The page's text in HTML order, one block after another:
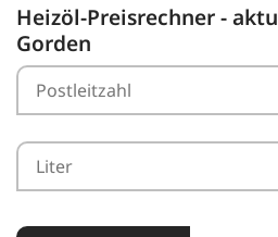
Heizöl-Preisrechner -
Gorden